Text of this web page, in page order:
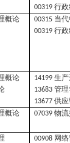
00319行
概论 00315 当
00319行
概论 14199生
13683管
13677供
概论 07039物
00908 网